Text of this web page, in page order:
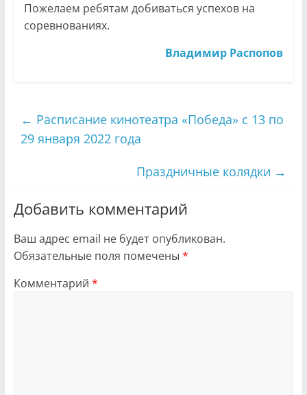
Пожелаем ребятам добиваться успехов на
соревнованиях.
Владимир Распопов
← Расписание кинотеатра «Победа» с 13 по
29 января 2022 года
Праздничные колядки →
Добавить комментарий
Ваш адрес email не будет опубликован.
Обязательные поля помечены *
Комментарий *